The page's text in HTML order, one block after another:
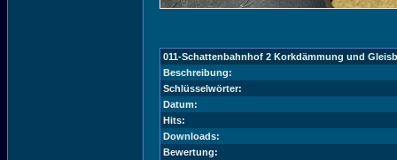
011-Schattenbahnhof 2 Korkdämmung und
Beschreibung:
Schlüsselwörter:
Datum:
Hits:
Downloads:
Bewertung: